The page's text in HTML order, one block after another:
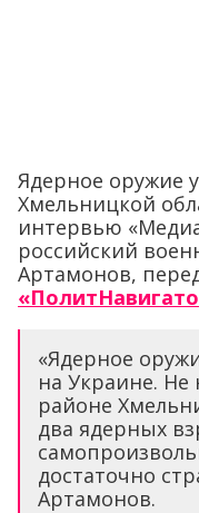
Ядерное оружие
Хмельницкой
интервью
российский
Артамонов,
«Ядерное
на Украине. Не
районе
два ядерных
достаточно
Артамонов.